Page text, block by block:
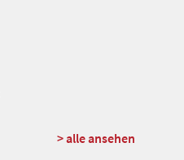
> alle ansehen